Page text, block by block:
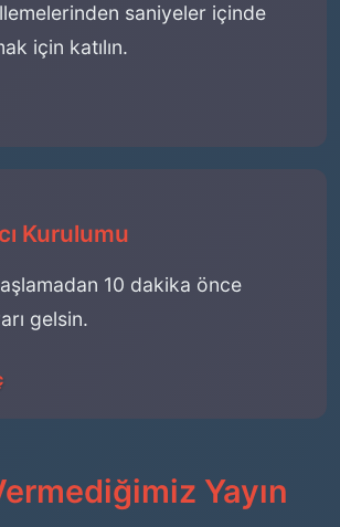
saniyeler içinde
için katılın.
Kurulumu
10 dakika önce
gelsin.
Yayın